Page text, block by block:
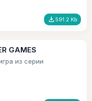
file_download 591.2 Kb
GAMES
из серии